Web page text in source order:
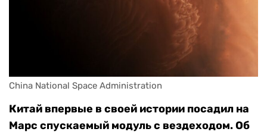
China National Space Administration
Китай впервые в своей истории посадил на
Марс спускаемый модуль с вездеходом. Об